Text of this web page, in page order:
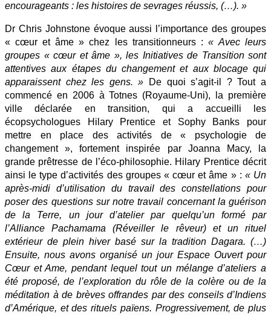
encourageants : les histoires de sevrages réussis, (…). »
Dr Chris Johnstone évoque aussi l’importance des groupes
« cœur et âme » chez les transitionneurs : « Avec leurs
groupes « cœur et âme », les Initiatives de Transition sont
attentives aux étapes du changement et aux blocage qui
apparaissent chez les gens. » De quoi s’agit-il ? Tout a
commencé en 2006 à Totnes (Royaume-Uni), la première
ville déclarée en transition, qui a accueilli les
écopsychologues Hilary Prentice et Sophy Banks pour
mettre en place des activités de « psychologie de
changement », fortement inspirée par Joanna Macy, la
grande prêtresse de l’éco-philosophie. Hilary Prentice décrit
ainsi le type d’activités des groupes « cœur et âme » : « Un
après-midi d’utilisation du travail des constellations pour
poser des questions sur notre travail concernant la guérison
de la Terre, un jour d’atelier par quelqu’un formé par
l’Alliance Pachamama (Réveiller le rêveur) et un rituel
extérieur de plein hiver basé sur la tradition Dagara. (…)
Ensuite, nous avons organisé un jour Espace Ouvert pour
Cœur et Ame, pendant lequel tout un mélange d’ateliers a
été proposé, de l’exploration du rôle de la colère ou de la
méditation à de brèves offrandes par des conseils d’Indiens
d’Amérique, et des rituels païens. Progressivement, de plus